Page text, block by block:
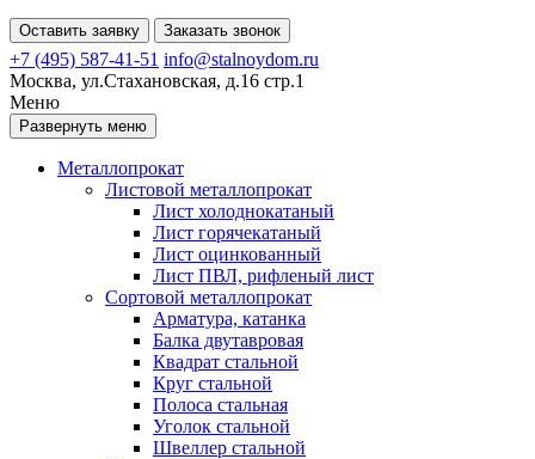
Оставить заявку Заказать звонок
+7 (495) 587-41-51 info@stalnoydom.ru
Москва, ул.Стахановская, д.16 стр.1
Меню
Развернуть меню
Металлопрокат
Листовой металлопрокат
Лист холоднокатаный
Лист горячекатаный
Лист оцинкованный
Лист ПВЛ, рифленый лист
Сортовой металлопрокат
Арматура, катанка
Балка двутавровая
Квадрат стальной
Круг стальной
Полоса стальная
Уголок стальной
Швеллер стальной